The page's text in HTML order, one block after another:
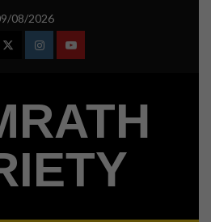
08/2026
TwitterInstagramYoutube